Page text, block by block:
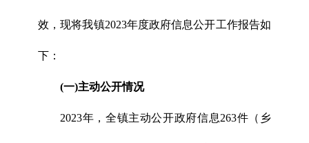
效，现将我镇2023年度政府信息公开工作报告如
下：
(一)主动公开情况
2023年，全镇主动公开政府信息263件（乡